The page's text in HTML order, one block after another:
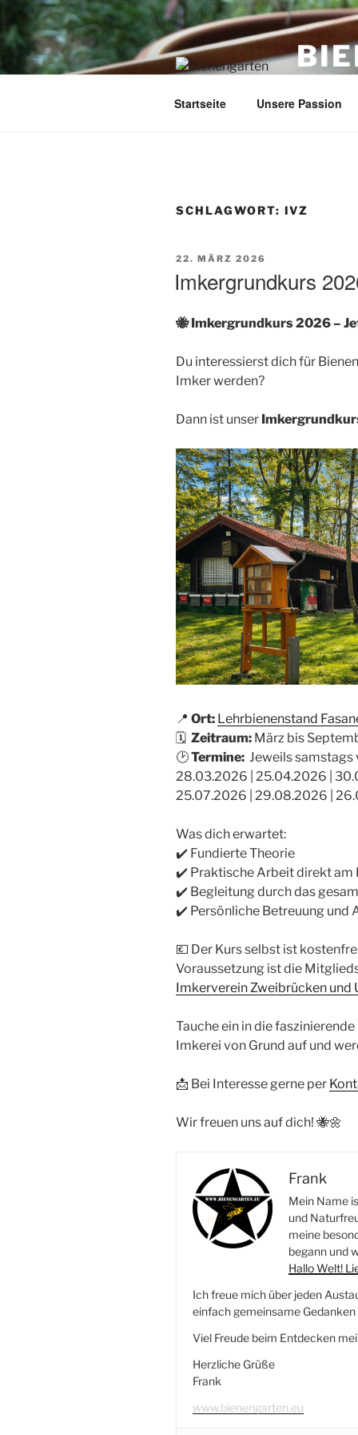
Inhalt
springen
Startseite Unsere Passion
SCHLAGWORT: IVZ
VERÖFFENTLICHT
22. MÄRZ 2026
Imkergrundkurs
🐝 Imkergrundkurs 2026 –
Du interessierst dich für
Imker werden?
Dann ist unser
📍 Ort: Lehrbienenstand
🗓 Zeitraum: März bis
🕑Termine: Jeweils samstags
28.03.2026 | 25.04.2026 |
25.07.2026 | 29.08.2026 |
Was dich erwartet:
✔️ Fundierte Theorie
✔️ Praktische Arbeit direkt am
✔️ Begleitung durch das
✔️ Persönliche Betreuung und
💶 Der Kurs selbst ist
Voraussetzung ist die
Imkerverein Zweibrücken und
Tauche ein in die
Imkerei von Grund auf und
📩 Bei Interesse gerne per
Wir freuen uns auf dich! 🐝🌼
Frank
Mein Name
und
meine
begann und
Hallo Welt!
Ich freue mich über jeden
einfach gemeinsame
Viel Freude beim Entdecken
Herzliche Grüße
Frank
www.bienengarten.eu